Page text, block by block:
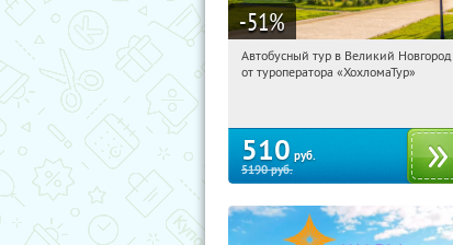
-51%
02:14:35 Купили:2
Автобусный тур в Великий Новгород
от туроператора «ХохломаТур»
510 руб.
5190руб.